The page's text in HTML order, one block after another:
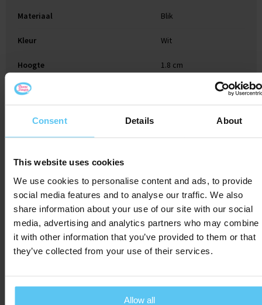
Consent Details About
This website uses cookies
We use cookies to personalise content and ads, to provide
social media features and to analyse our traffic. We also
share information about your use of our site with our social
media, advertising and analytics partners who may combine
it with other information that you’ve provided to them or that
they’ve collected from your use of their services.
Allow all
Materiaal Blik
Kleur Wit
Hoogte 1.8 cm
Breedte
Gerelateerde producten